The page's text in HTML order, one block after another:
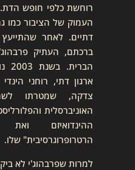
רוחשת כלפי חופש
העמוק של הציבור כמו
דתיים. לאחר
ברכתם, העתיק
ארגון דתי, רוחני
צדקה, שמטרתו
האוניברסלית
ההינדואיזם
הרטרופרוגרסיבית" שלו.
למרות שפרבהוג'י לא